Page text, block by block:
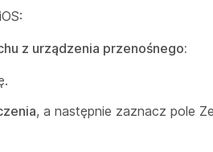
z urządzenia przenośnego:
, a następnie zaznacz pole